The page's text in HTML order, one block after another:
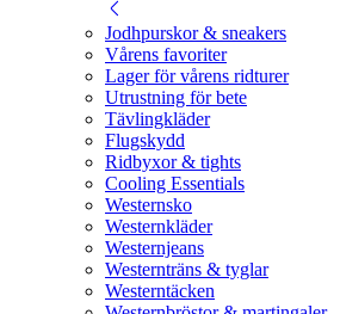
Jodhpurskor & sneakers
Vårens favoriter
Lager för vårens ridturer
Utrustning för bete
Tävlingkläder
Flugskydd
Ridbyxor & tights
Cooling Essentials
Westernsko
Westernkläder
Westernjeans
Westernträns & tyglar
Westerntäcken